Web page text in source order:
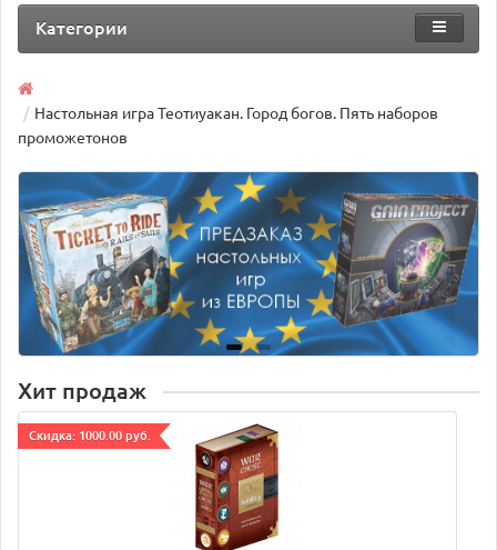
Категории
Настольная игра Теотиуакан. Город богов. Пять наборов
проможетонов
Хит продаж
Cкидка: 1000.00 руб.